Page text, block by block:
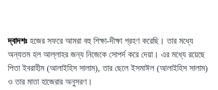
দ্বাদশঃ হজের সফরে আমরা বহু শিক্ষা-দীক্ষা গ্রহণ করেছি। তার মধ্যে
অন্যতম হল আল্লাহর জন্য নিজেকে সোপর্দ করে দেয়া। এর মধ্যে রয়েছে
পিতা ইবরাহীম (আলাইহিস সালাম), তার ছেলে ইসমাঈল (আলাইহিস সালাম)
ও তার মাতা হাজেরার অনুসরণ।